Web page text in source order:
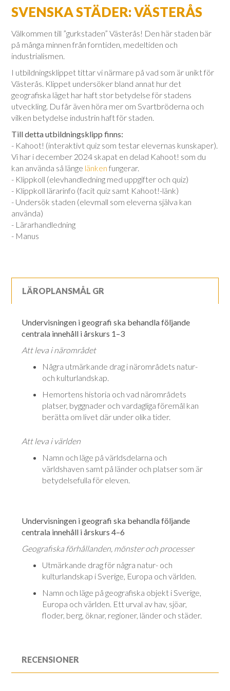
SVENSKA STÄDER: VÄSTERÅS
Välkommen till ”gurkstaden” Västerås! Den här staden bär
på många minnen från forntiden, medeltiden och
industrialismen.
I utbildningsklippet tittar vi närmare på vad som är unikt för
Västerås. Klippet undersöker bland annat hur det
geografiska läget har haft stor betydelse för stadens
utveckling. Du får även höra mer om Svartbröderna och
vilken betydelse industrin haft för staden.
Till detta utbildningsklipp finns:
- Kahoot! (interaktivt quiz som testar elevernas kunskaper).
Vi har i december 2024 skapat en delad Kahoot! som du
kan använda så länge länken fungerar.
- Klippkoll (elevhandledning med uppgifter och quiz)
- Klippkoll lärarinfo (facit quiz samt Kahoot!-länk)
- Undersök staden (elevmall som eleverna själva kan
använda)
- Lärarhandledning
- Manus
LÄROPLANSMÅL GR
Undervisningen i geografi ska behandla följande
centrala innehåll i årskurs 1–3
Att leva i närområdet
Några utmärkande drag i närområdets natur-
och kulturlandskap.
Hemortens historia och vad närområdets
platser, byggnader och vardagliga föremål kan
berätta om livet där under olika tider.
Att leva i världen
Namn och läge på världsdelarna och
världshaven samt på länder och platser som är
betydelsefulla för eleven.
Undervisningen i geografi ska behandla följande
centrala innehåll i årskurs 4–6
Geografiska förhållanden, mönster och processer
Utmärkande drag för några natur- och
kulturlandskap i Sverige, Europa och världen.
Namn och läge på geografiska objekt i Sverige,
Europa och världen. Ett urval av hav, sjöar,
floder, berg, öknar, regioner, länder och städer.
RECENSIONER